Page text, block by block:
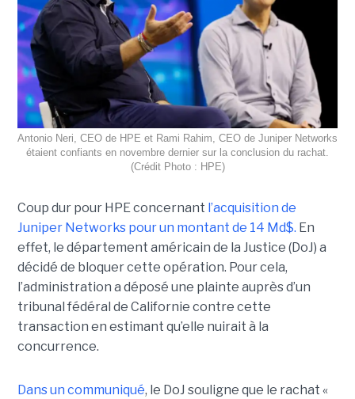
Antonio Neri, CEO de HPE et Rami Rahim, CEO de Juniper Networks
étaient confiants en novembre dernier sur la conclusion du rachat.
(Crédit Photo : HPE)
Coup dur pour HPE concernant l’acquisition de
Juniper Networks pour un montant de 14 Md$. En
effet, le département américain de la Justice (DoJ) a
décidé de bloquer cette opération. Pour cela,
l’administration a déposé une plainte auprès d’un
tribunal fédéral de Californie contre cette
transaction en estimant qu’elle nuirait à la
concurrence.
Dans un communiqué, le DoJ souligne que le rachat «